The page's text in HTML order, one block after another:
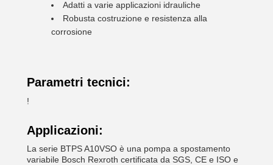
Adatti a varie applicazioni idrauliche
Robusta costruzione e resistenza alla
corrosione
Parametri tecnici:
!
Applicazioni:
La serie BTPS A10VSO è una pompa a spostamento
variabile Bosch Rexroth certificata da SGS, CE e ISO e